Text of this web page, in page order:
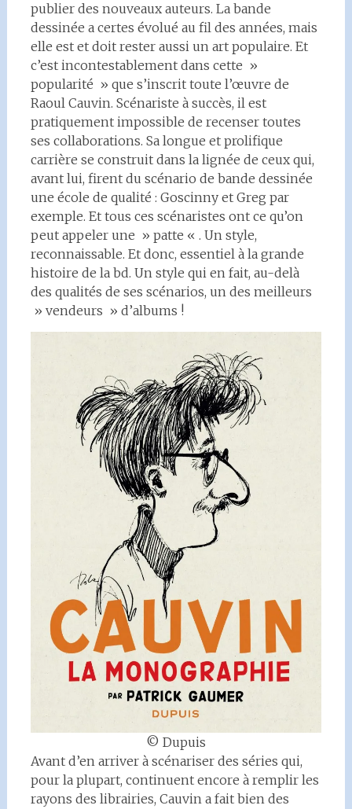
publier des nouveaux auteurs. La bande
dessinée a certes évolué au fil des années, mais
elle est et doit rester aussi un art populaire. Et
c’est incontestablement dans cette »
popularité » que s’inscrit toute l’œuvre de
Raoul Cauvin. Scénariste à succès, il est
pratiquement impossible de recenser toutes
ses collaborations. Sa longue et prolifique
carrière se construit dans la lignée de ceux qui,
avant lui, firent du scénario de bande dessinée
une école de qualité : Goscinny et Greg par
exemple. Et tous ces scénaristes ont ce qu’on
peut appeler une » patte « . Un style,
reconnaissable. Et donc, essentiel à la grande
histoire de la bd. Un style qui en fait, au-delà
des qualités de ses scénarios, un des meilleurs
» vendeurs » d’albums !
© Dupuis
Avant d’en arriver à scénariser des séries qui,
pour la plupart, continuent encore à remplir les
rayons des librairies, Cauvin a fait bien des